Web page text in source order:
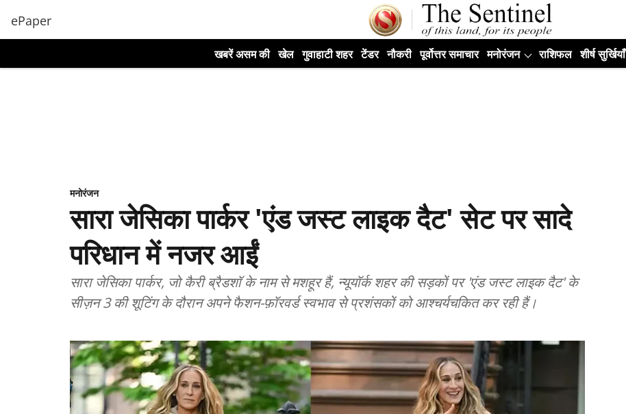
ePaper
खबरें असम की खेल गुवाहाटी शहर टेंडर नौकरी पूर्वोत्तर समाचार मनोरंजन राशिफल शीर्ष सुर्खियाँ
मनोरंजन
सारा जेसिका पार्कर 'एंड जस्ट लाइक दैट' सेट पर सादे
परिधान में नजर आईं
सारा जेसिका पार्कर, जो कैरी ब्रैडशॉ के नाम से मशहूर हैं, न्यूयॉर्क शहर की सड़कों पर 'एंड जस्ट लाइक दैट' के
सीज़न 3 की शूटिंग के दौरान अपने फैशन-फ़ॉरवर्ड स्वभाव से प्रशंसकों को आश्चर्यचकित कर रही हैं।